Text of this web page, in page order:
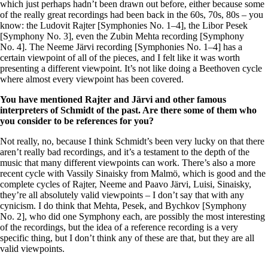
which just perhaps hadn’t been drawn out before, either because some
of the really great recordings had been back in the 60s, 70s, 80s – you
know: the Ludovit Rajter [Symphonies No. 1–4], the Libor Pesek
[Symphony No. 3], even the Zubin Mehta recording [Symphony
No. 4]. The Neeme Järvi recording [Symphonies No. 1–4] has a
certain viewpoint of all of the pieces, and I felt like it was worth
presenting a different viewpoint. It’s not like doing a Beethoven cycle
where almost every viewpoint has been covered.
You have mentioned Rajter and Järvi and other famous
interpreters of Schmidt of the past. Are there some of them who
you consider to be references for you?
Not really, no, because I think Schmidt’s been very lucky on that there
aren’t really bad recordings, and it’s a testament to the depth of the
music that many different viewpoints can work. There’s also a more
recent cycle with Vassily Sinaisky from Malmö, which is good and the
complete cycles of Rajter, Neeme and Paavo Järvi, Luisi, Sinaisky,
they’re all absolutely valid viewpoints – I don’t say that with any
cynicism. I do think that Mehta, Pesek, and Bychkov [Symphony
No. 2], who did one Symphony each, are possibly the most interesting
of the recordings, but the idea of a reference recording is a very
specific thing, but I don’t think any of these are that, but they are all
valid viewpoints.